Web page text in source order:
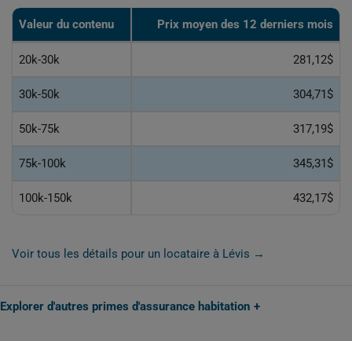
Valeur du contenu Prix moyen des 12 derniers mois
20k-30k 281,12$
30k-50k 304,71$
50k-75k 317,19$
75k-100k 345,31$
100k-150k 432,17$
Voir tous les détails pour un locataire à Lévis →
Explorer d'autres primes d'assurance habitation